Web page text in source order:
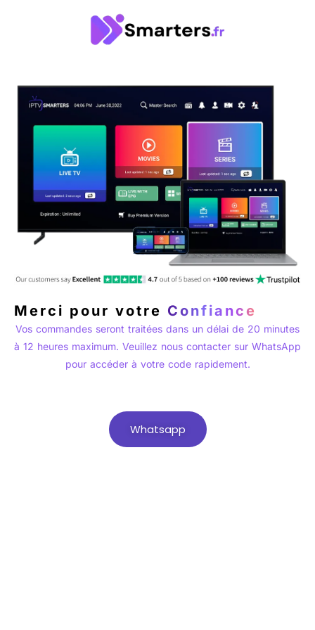
Merci pour votre Confiance
Vos commandes seront traitées dans un délai de 20 minutes
à 12 heures maximum. Veuillez nous contacter sur WhatsApp
pour accéder à votre code rapidement.
Whatsapp